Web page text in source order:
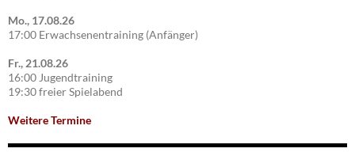
Mo., 17.08.26
17:00 Erwachsenentraining (Anfänger)
Fr., 21.08.26
16:00 Jugendtraining
19:30 freier Spielabend
Weitere Termine